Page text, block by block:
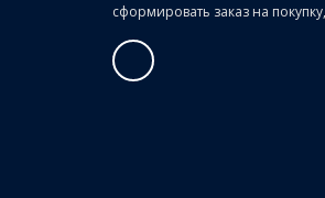
сформировать заказ на